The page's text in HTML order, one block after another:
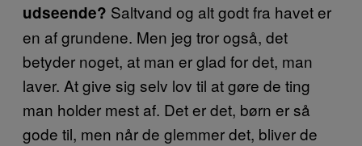
udseende? Saltvand og alt godt fra havet er
en af grundene. Men jeg tror også, det
betyder noget, at man er glad for det, man
laver. At give sig selv lov til at gøre de ting
man holder mest af. Det er det, børn er så
gode til, men når de glemmer det, bliver de